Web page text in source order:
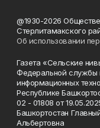
@1930-2026
Стерлитамакского
Об использовании
Газета «Сельские
Федеральной службы
информационных
Республике
02 - 01808 от
Башкортостан
Альбертовна